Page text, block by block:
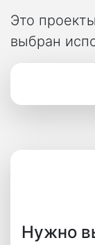
Это
выбран
Нужно